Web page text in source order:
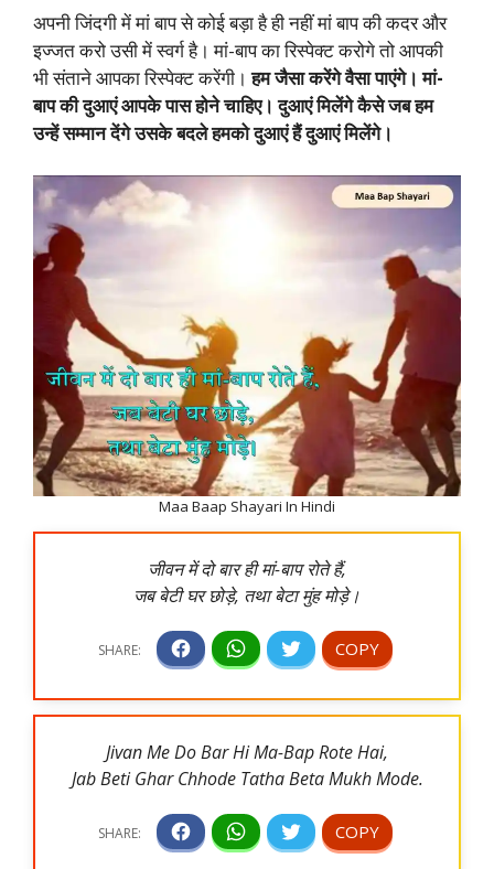
अपनी जिंदगी में मां बाप से कोई बड़ा है ही नहीं मां बाप की कदर और
इज्जत करो उसी में स्वर्ग है। मां-बाप का रिस्पेक्ट करोगे तो आपकी
भी संताने आपका रिस्पेक्ट करेंगी। हम जैसा करेंगे वैसा पाएंगे। मां-
बाप की दुआएं आपके पास होने चाहिए। दुआएं मिलेंगे कैसे जब हम
उन्हें सम्मान देंगे उसके बदले हमको दुआएं हैं दुआएं मिलेंगे।
Maa Baap Shayari In Hindi
जीवन में दो बार ही मां-बाप रोते हैं,
जब बेटी घर छोड़े, तथा बेटा मुंह मोड़े।
Jivan Me Do Bar Hi Ma-Bap Rote Hai,
Jab Beti Ghar Chhode Tatha Beta Mukh Mode.